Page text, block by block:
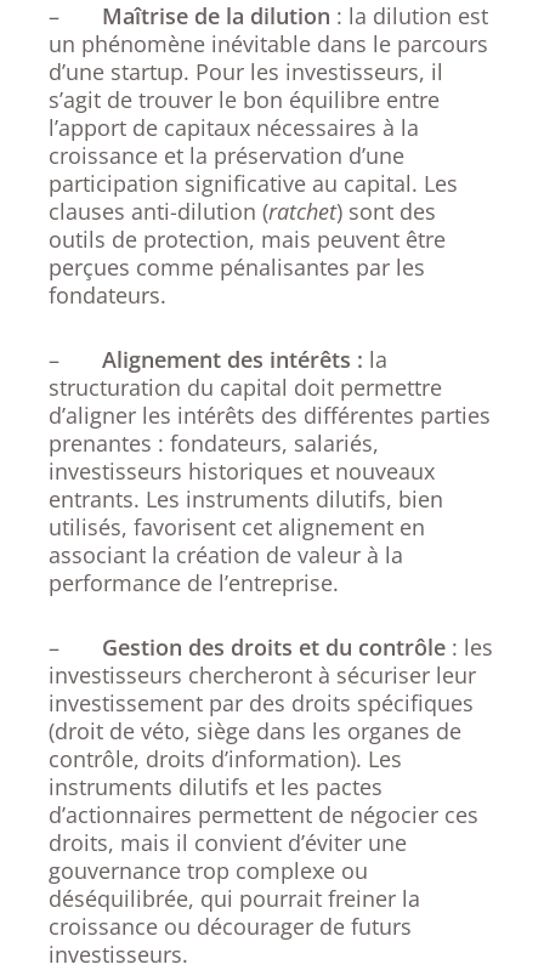
– Maîtrise de la dilution : la dilution est
un phénomène inévitable dans le parcours
d’une startup. Pour les investisseurs, il
s’agit de trouver le bon équilibre entre
l’apport de capitaux nécessaires à la
croissance et la préservation d’une
participation significative au capital. Les
clauses anti-dilution (ratchet) sont des
outils de protection, mais peuvent être
perçues comme pénalisantes par les
fondateurs.
– Alignement des intérêts : la
structuration du capital doit permettre
d’aligner les intérêts des différentes parties
prenantes : fondateurs, salariés,
investisseurs historiques et nouveaux
entrants. Les instruments dilutifs, bien
utilisés, favorisent cet alignement en
associant la création de valeur à la
performance de l’entreprise.
– Gestion des droits et du contrôle : les
investisseurs chercheront à sécuriser leur
investissement par des droits spécifiques
(droit de véto, siège dans les organes de
contrôle, droits d’information). Les
instruments dilutifs et les pactes
d’actionnaires permettent de négocier ces
droits, mais il convient d’éviter une
gouvernance trop complexe ou
déséquilibrée, qui pourrait freiner la
croissance ou décourager de futurs
investisseurs.